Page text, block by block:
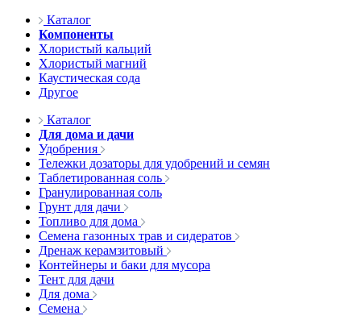
Каталог
Компоненты
Хлористый кальций
Хлористый магний
Каустическая сода
Другое
Каталог
Для дома и дачи
Удобрения
Тележки дозаторы для удобрений и семян
Таблетированная соль
Гранулированная соль
Грунт для дачи
Топливо для дома
Семена газонных трав и сидератов
Дренаж керамзитовый
Контейнеры и баки для мусора
Тент для дачи
Для дома
Семена